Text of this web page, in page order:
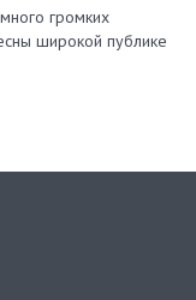
громких
широкой публике